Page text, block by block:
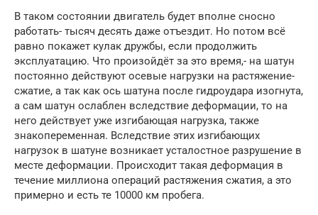
В таком состоянии двигатель будет вполне сносно
работать- тысяч десять даже отъездит. Но потом всё
равно покажет кулак дружбы, если продолжить
эксплуатацию. Что произойдёт за это время,- на шатун
постоянно действуют осевые нагрузки на растяжение-
сжатие, а так как ось шатуна после гидроудара изогнута,
а сам шатун ослаблен вследствие деформации, то на
него действует уже изгибающая нагрузка, также
знакопеременная. Вследствие этих изгибающих
нагрузок в шатуне возникает усталостное разрушение в
месте деформации. Происходит такая деформация в
течение миллиона операций растяжения сжатия, а это
примерно и есть те 10000 км пробега.